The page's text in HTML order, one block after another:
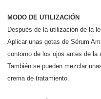
MODO DE UTILIZACIÓN
Después de la utilización de la
Aplicar unas gotas de Sérum
contorno de los ojos antes de la
También se pueden mezclar
crema de tratamiento.